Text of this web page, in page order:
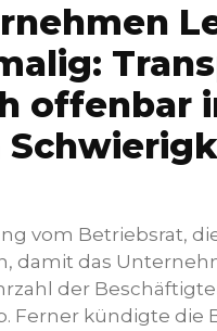
offenbar
vom Betriebsrat,
damit das
der
Ferner kündigte die